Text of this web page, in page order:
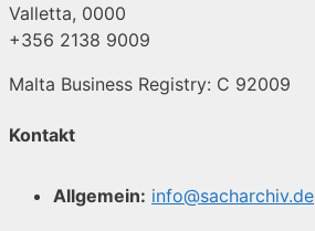
Valletta, 0000
+356 2138 9009
Malta Business Registry: C 92009
Kontakt
Allgemein: info@sacharchiv.de